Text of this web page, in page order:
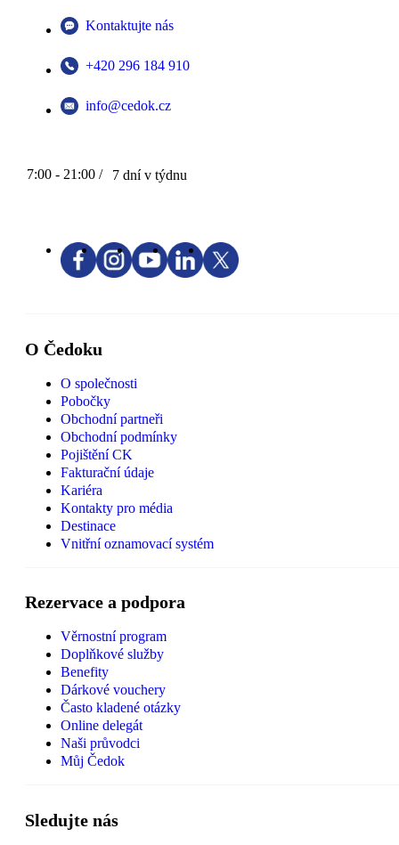
Kontaktujte nás
+420 296 184 910
info@cedok.cz
7:00 - 21:00 / 7 dní v týdnu
O Čedoku
O společnosti
Pobočky
Obchodní partneři
Obchodní podmínky
Pojištění CK
Fakturační údaje
Kariéra
Kontakty pro média
Destinace
Vnitřní oznamovací systém
Rezervace a podpora
Věrnostní program
Doplňkové služby
Benefity
Dárkové vouchery
Často kladené otázky
Online delegát
Naši průvodci
Můj Čedok
Sledujte nás